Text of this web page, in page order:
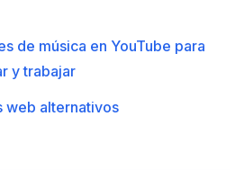
de música en YouTube para
y trabajar
web alternativos